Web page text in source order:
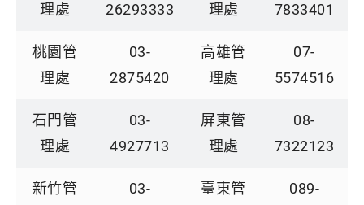
理處
26293333
理處
7833401
桃園管
理處
03-
2875420
高雄管
理處
07-
5574516
石門管
理處
03-
4927713
屏東管
理處
08-
7322123
新竹管
03-
臺東管
089-